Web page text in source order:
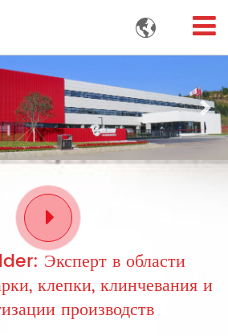

Эксперт в области
клепки, клинчевания и
производств